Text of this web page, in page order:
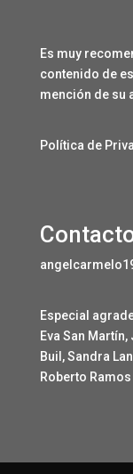
Es muy
contenido de
mención de su
Política de
Especial
Eva San
Buil, Sandra
Roberto